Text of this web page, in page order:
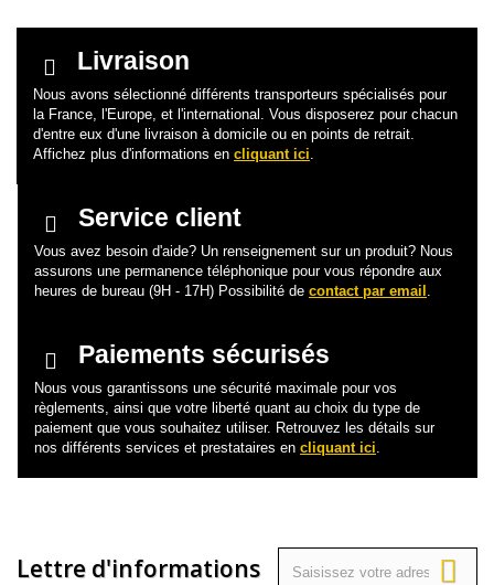
Livraison
Nous avons sélectionné différents transporteurs spécialisés pour
la France, l'Europe, et l'international. Vous disposerez pour chacun
d'entre eux d'une livraison à domicile ou en points de retrait.
Affichez plus d'informations en cliquant ici.
Service client
Vous avez besoin d'aide? Un renseignement sur un produit? Nous
assurons une permanence téléphonique pour vous répondre aux
heures de bureau (9H - 17H) Possibilité de contact par email .
Paiements sécurisés
Nous vous garantissons une sécurité maximale pour vos
règlements, ainsi que votre liberté quant au choix du type de
paiement que vous souhaitez utiliser. Retrouvez les détails sur
nos différents services et prestataires en cliquant ici.
Lettre d'informations